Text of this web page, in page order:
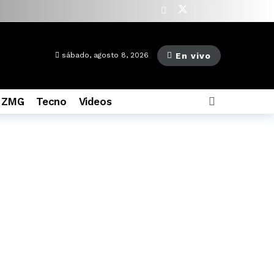
sábado, agosto 8, 2026 En vivo
Tecno Videos